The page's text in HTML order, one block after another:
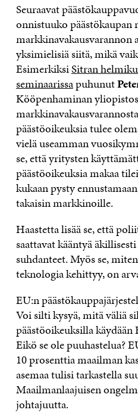
Seuraavat
onnistuuko
markkinavakausvarannon
yksimielisiä siitä, mikä
EsimerkiksiSitran
seminaarissapuhunut
Kööpenhaminan
päästöoikeuksia tulee
vielä useamman
se, että yritysten
päästöoikeuksia makaa
kukaan pysty
takaisin markkinoille.
Haastetta lisää se, että
saattavat kääntyä
suhdanteet. Myös se,
teknologia kehittyy, on
EU:n
Voi silti kysyä, mitä väliä
päästöoikeuksilla käydään
Eikö se ole puuhastelua?
10 prosenttia maailman
asemaa tulisi tarkastella
Maailmanlaajuisen
johtajuutta.